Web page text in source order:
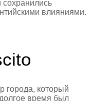
сохранились
влияниями.
города, который
время был